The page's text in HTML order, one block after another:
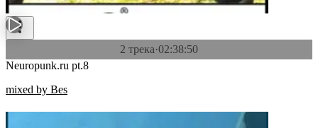
2 трека·02:38:50
Neuropunk.ru pt.8
mixed by Bes